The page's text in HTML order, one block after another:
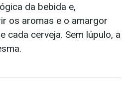
da bebida e,
os aromas e o amargor
cada cerveja. Sem lúpulo, a